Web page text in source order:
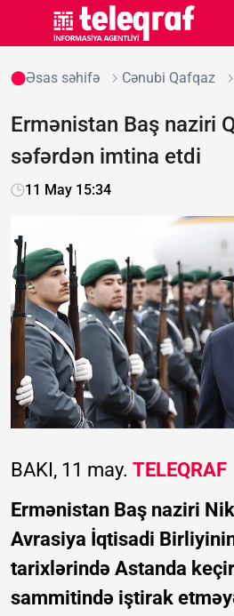
Əsas səhifə Cənubi Qafqaz
Ermənistan Baş naziri
səfərdən imtina etdi
11 May 15:34
BAKI, 11 may. TELEQRAF
Ermənistan Baş naziri
Avrasiya İqtisadi
tarixlərində Astanda
sammitində iştirak